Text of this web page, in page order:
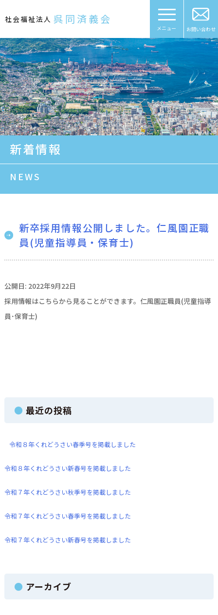
content
社会福祉法人 呉同済義会
メニュー お問い合わせ
新着情報
NEWS
新卒採用情報公開しました。仁風園正職
員(児童指導員・保育士)
公開日: 2022年9月22日
採用情報はこちらから見ることができます。仁風園正職員(児童指導
員･保育士)
最近の投稿
令和８年くれどうさい春季号を掲載しました
令和８年くれどうさい新春号を掲載しました
令和７年くれどうさい秋季号を掲載しました
令和７年くれどうさい春季号を掲載しました
令和７年くれどうさい新春号を掲載しました
アーカイブ